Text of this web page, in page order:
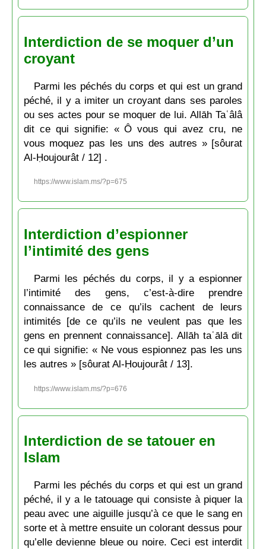
Interdiction de se moquer d’un
croyant
Parmi les péchés du corps et qui est un grand
péché, il y a imiter un croyant dans ses paroles
ou ses actes pour se moquer de lui. Allāh Taʿâlâ
dit ce qui signifie: « Ô vous qui avez cru, ne
vous moquez pas les uns des autres » [sôurat
Al-Ḥoujourât / 12] .
https://www.islam.ms/?p=675
Interdiction d’espionner
l’intimité des gens
Parmi les péchés du corps, il y a espionner
l’intimité des gens, c’est-à-dire prendre
connaissance de ce qu’ils cachent de leurs
intimités [de ce qu’ils ne veulent pas que les
gens en prennent connaissance]. Allāh taʿālā dit
ce qui signifie: « Ne vous espionnez pas les uns
les autres » [sôurat Al-Ḥoujourât / 13].
https://www.islam.ms/?p=676
Interdiction de se tatouer en
Islam
Parmi les péchés du corps et qui est un grand
péché, il y a le tatouage qui consiste à piquer la
peau avec une aiguille jusqu’à ce que le sang en
sorte et à mettre ensuite un colorant dessus pour
qu’elle devienne bleue ou noire. Ceci est interdit